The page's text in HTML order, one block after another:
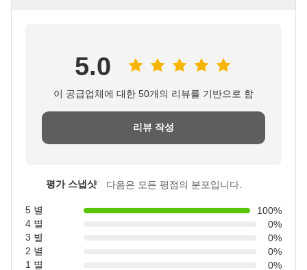
5.0
이 공급업체에 대한 50개의 리뷰를 기반으로 함
리뷰 작성
평가 스냅샷 다음은 모든 평점의 분포입니다.
5 별
100%
4 별
0%
3 별
0%
2 별
0%
1 별
0%